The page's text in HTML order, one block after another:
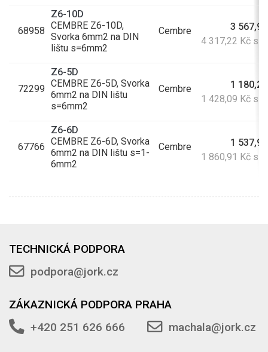
68958
Z6-10D
CEMBRE Z6-10D,
Svorka 6mm2 na DIN
lištu s=6mm2
Cembre
3
4 317,22 Kč s
72299
Z6-5D
CEMBRE Z6-5D, Svorka
6mm2 na DIN lištu
s=6mm2
Cembre
1
1 428,09 Kč s
67766
Z6-6D
CEMBRE Z6-6D, Svorka
6mm2 na DIN lištu s=1-
6mm2
Cembre
1
1 860,91 Kč s
TECHNICKÁ PODPORA
podpora@jork.cz
ZÁKAZNICKÁ PODPORA PRAHA
+420 251 626 666
machala@jork.cz